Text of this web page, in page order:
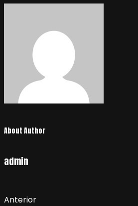
About Author
admin
Anterior